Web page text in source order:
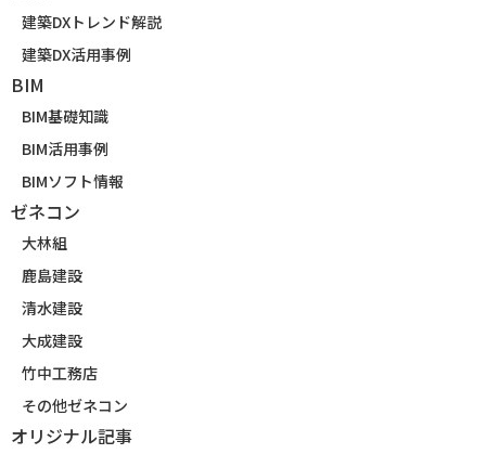
建築DXトレンド解説
建築DX活用事例
BIM
BIM基礎知識
BIM活用事例
BIMソフト情報
ゼネコン
大林組
鹿島建設
清水建設
大成建設
竹中工務店
その他ゼネコン
オリジナル記事